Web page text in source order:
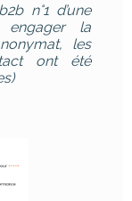
n°1 d’une
la
les
ont été